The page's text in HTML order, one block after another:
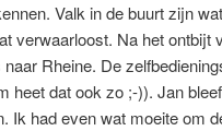
Valk in de buurt zijn
verwaarloost. Na het
naar Rheine. De
heet dat ook zo ;-)). Jan
Ik had even wat moeite om